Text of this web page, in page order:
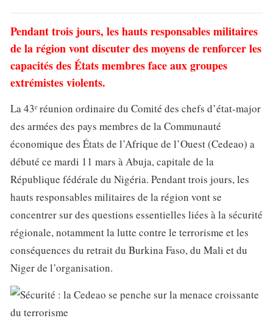
Pendant trois jours, les hauts responsables militaires
de la région vont discuter des moyens de renforcer les
capacités des États membres face aux groupes
extrémistes violents.
La 43ᵉ réunion ordinaire du Comité des chefs d’état-major
des armées des pays membres de la Communauté
économique des États de l’Afrique de l’Ouest (Cedeao) a
débuté ce mardi 11 mars à Abuja, capitale de la
République fédérale du Nigéria. Pendant trois jours, les
hauts responsables militaires de la région vont se
concentrer sur des questions essentielles liées à la sécurité
régionale, notamment la lutte contre le terrorisme et les
conséquences du retrait du Burkina Faso, du Mali et du
Niger de l’organisation.